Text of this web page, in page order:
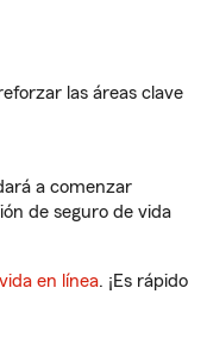
las áreas clave
a comenzar
de seguro de vida
en línea. ¡Es rápido